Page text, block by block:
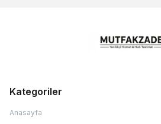
Kategoriler
Anasayfa